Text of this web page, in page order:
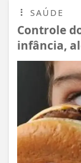
SAÚDE
Controle
infância,